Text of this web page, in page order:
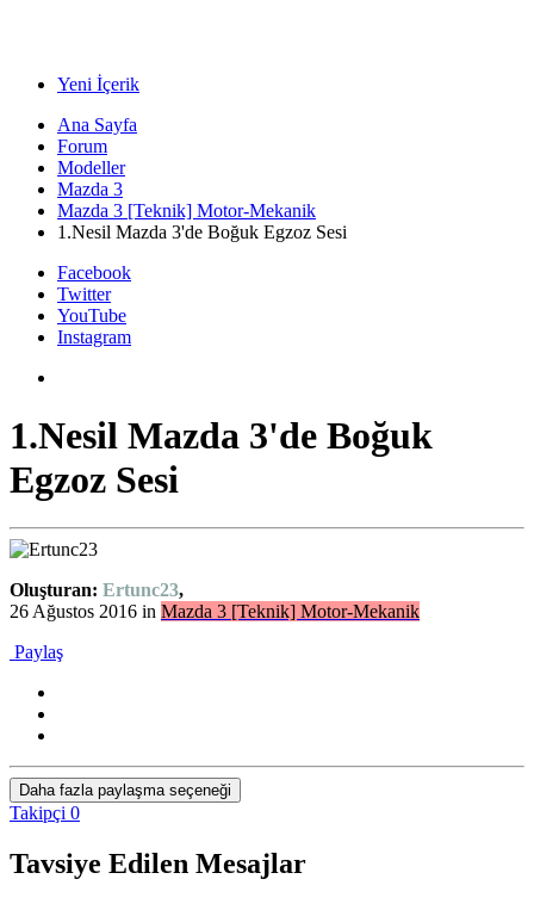
Yeni İçerik
Ana Sayfa
Forum
Modeller
Mazda 3
Mazda 3 [Teknik] Motor-Mekanik
1.Nesil Mazda 3'de Boğuk Egzoz Sesi
Facebook
Twitter
YouTube
Instagram
1.Nesil Mazda 3'de Boğuk
Egzoz Sesi
Oluşturan: Ertunc23,
26 Ağustos 2016 in Mazda 3 [Teknik] Motor-Mekanik
Paylaş
Daha fazla paylaşma seçeneği
Takipçi 0
Tavsiye Edilen Mesajlar